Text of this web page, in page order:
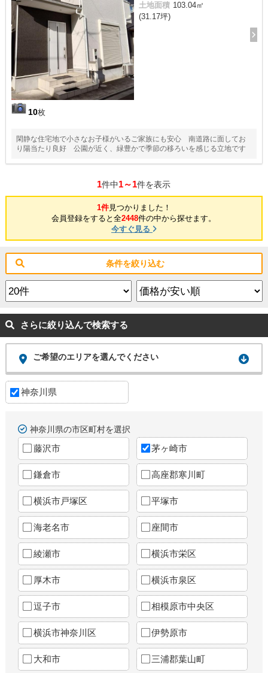
10枚
土地面積 103.04㎡
(31.17坪)
閑静な住宅地で小さなお子様がいるご家族にも安心 南道路に面してお
り陽当たり良好 公園が近く、緑豊かで季節の移ろいを感じる立地です
1件中1～1件を表示
1件見つかりました！
会員登録をすると全2448件の中から探せます。
今すぐ見る
条件を絞り込む
さらに絞り込んで検索する
ご希望のエリアを選んでください
神奈川県
神奈川県の市区町村を選択
藤沢市 茅ヶ崎市
鎌倉市 高座郡寒川町
横浜市戸塚区 平塚市
海老名市 座間市
綾瀬市 横浜市栄区
厚木市 横浜市泉区
逗子市 相模原市中央区
横浜市神奈川区 伊勢原市
大和市 三浦郡葉山町